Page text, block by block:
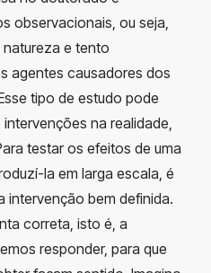
observacionais, ou seja,
e tento
agentes causadores dos
tipo de estudo pode
na realidade,
testar os efeitos de uma
la em larga escala, é
intervenção bem definida.
correta, isto é, a
responder, para que